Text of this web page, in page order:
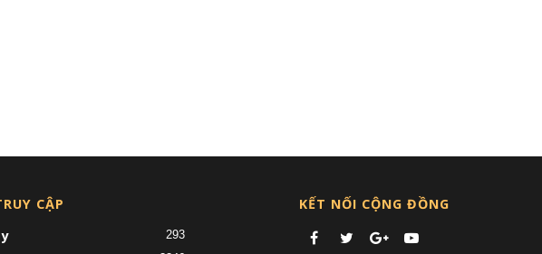
CẬP
293
KẾT NỐI CỘNG ĐỒNG